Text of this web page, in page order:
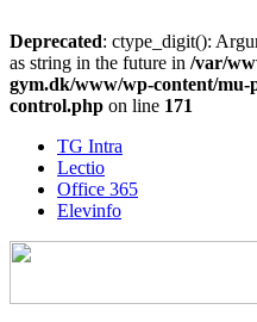
Deprecated: ctype_digit():
as string in the future in /var/
gym.dk/www/wp-content/mu-
control.php on line 171
TG Intra
Lectio
Office 365
Elevinfo